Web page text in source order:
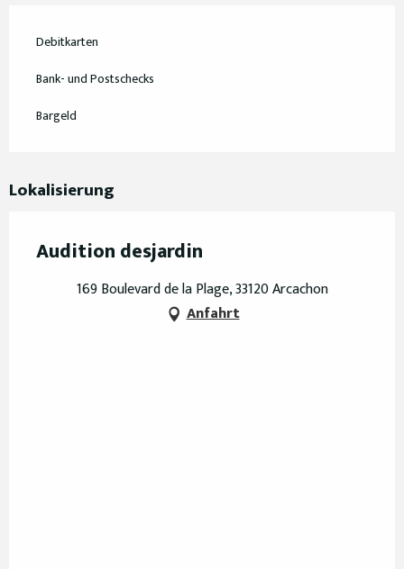
Debitkarten
Bank- und Postschecks
Bargeld
Lokalisierung
Audition desjardin
169 Boulevard de la Plage, 33120 Arcachon
Anfahrt